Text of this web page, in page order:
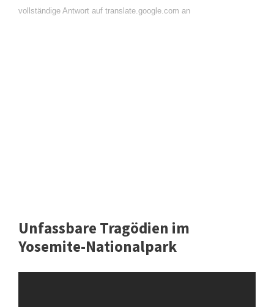
vollständige Antwort auf translate.google.com an
Unfassbare Tragödien im
Yosemite-Nationalpark